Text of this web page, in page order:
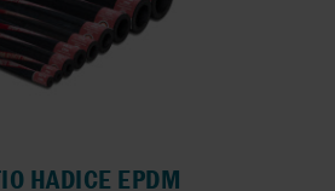
HADICE EPDM